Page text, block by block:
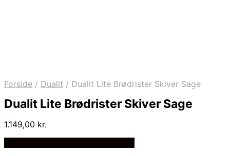
Forside / Dualit / Dualit Lite Brødrister Skiver Sage
Dualit Lite Brødrister Skiver Sage
1.149,00 kr.